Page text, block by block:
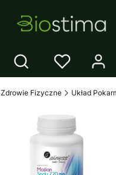
Otwórz wyszukiwarkę
Zdrowie Fizyczne Układ